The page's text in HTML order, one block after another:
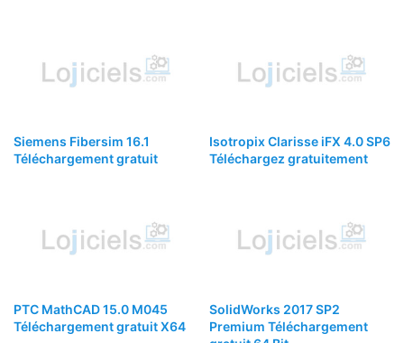
Siemens Fibersim 16.1
Téléchargement gratuit
Isotropix Clarisse iFX 4.0 SP6
Téléchargez gratuitement
PTC MathCAD 15.0 M045
Téléchargement gratuit X64
SolidWorks 2017 SP2
Premium Téléchargement